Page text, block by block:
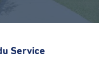
Service